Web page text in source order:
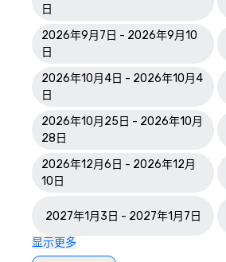
日
2026年9月7日 - 2026年9月10
日
2026年10月4日 - 2026年10月4
日
2026年10月25日 - 2026年10月
28日
2026年12月6日 - 2026年12月
10日
2027年1月3日 - 2027年1月7日
显示更多